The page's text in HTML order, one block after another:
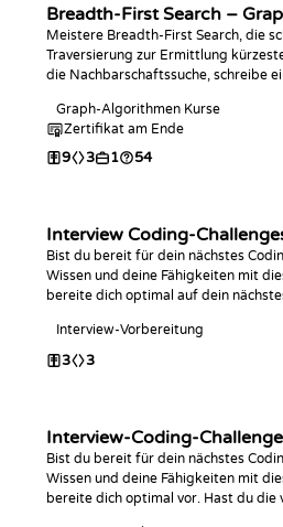
Breadth-First Search –
Meistere Breadth-First Search, die
Traversierung zur Ermittlung
die Nachbarschaftssuche, schreibe
damit Distanzen für kürzeste Pfade
Graph-Algorithmen Kurse
Zertifikat am Ende
9 3 1 54
Interview Coding-
Bist du bereit für dein nächstes
Wissen und deine Fähigkeiten mit
bereite dich optimal auf dein
Interview-Vorbereitung
3 3
Interview-Coding-
Bist du bereit für dein nächstes
Wissen und deine Fähigkeiten mit
bereite dich optimal vor. Hast du die